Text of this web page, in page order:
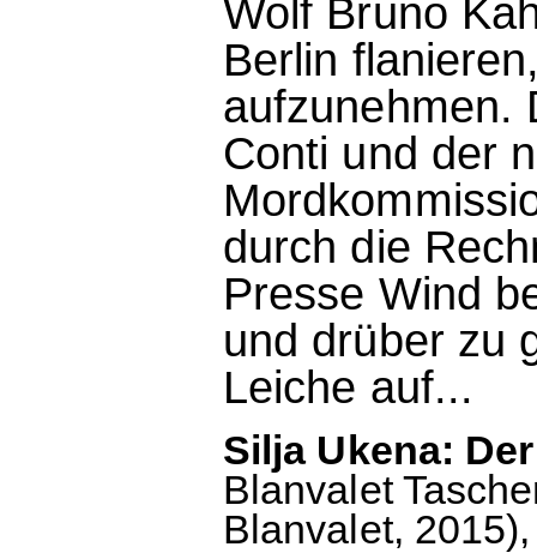
Wolf Bruno
Berlin
aufzunehmen.
Conti und der
durch die
Presse Wind
und drüber zu
Leiche auf...
Silja Ukena:
Blanvalet
Blanvalet,